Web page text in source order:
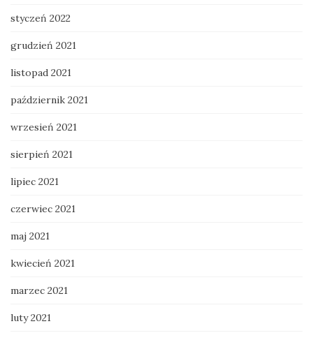
styczeń 2022
grudzień 2021
listopad 2021
październik 2021
wrzesień 2021
sierpień 2021
lipiec 2021
czerwiec 2021
maj 2021
kwiecień 2021
marzec 2021
luty 2021